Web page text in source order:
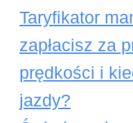
Taryfikator
zapłacisz za
prędkości i
jazdy?